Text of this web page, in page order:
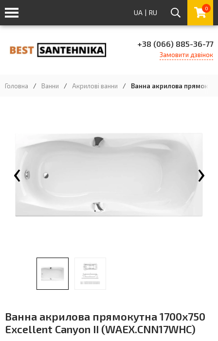
UA | RU 0
+38 (066) 885-36-77
Замовити дзвінок
Головна / Ванни / Акрилові ванни / Ванна акрилова
‹ ›
Ванна акрилова прямокутна 1700x750
Excellent Canyon II (WAEX.CNN17WHC)